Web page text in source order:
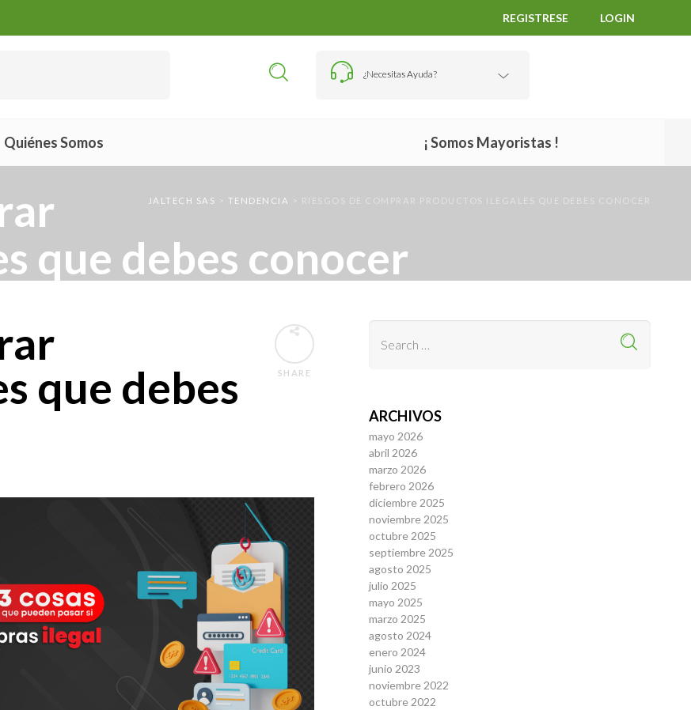
REGISTRESE LOGIN
¿Necesitas Ayuda?
Quiénes Somos ¡ Somos Mayoristas !
JALTECH SAS TENDENCIA RIESGOS DE COMPRAR PRODUCTOS ILEGALES QUE DEBES CONOCER
que debes conocer
SHARE
que debes
ARCHIVOS
mayo 2026
abril 2026
marzo 2026
febrero 2026
diciembre 2025
noviembre 2025
octubre 2025
septiembre 2025
agosto 2025
julio 2025
mayo 2025
marzo 2025
agosto 2024
enero 2024
junio 2023
noviembre 2022
octubre 2022